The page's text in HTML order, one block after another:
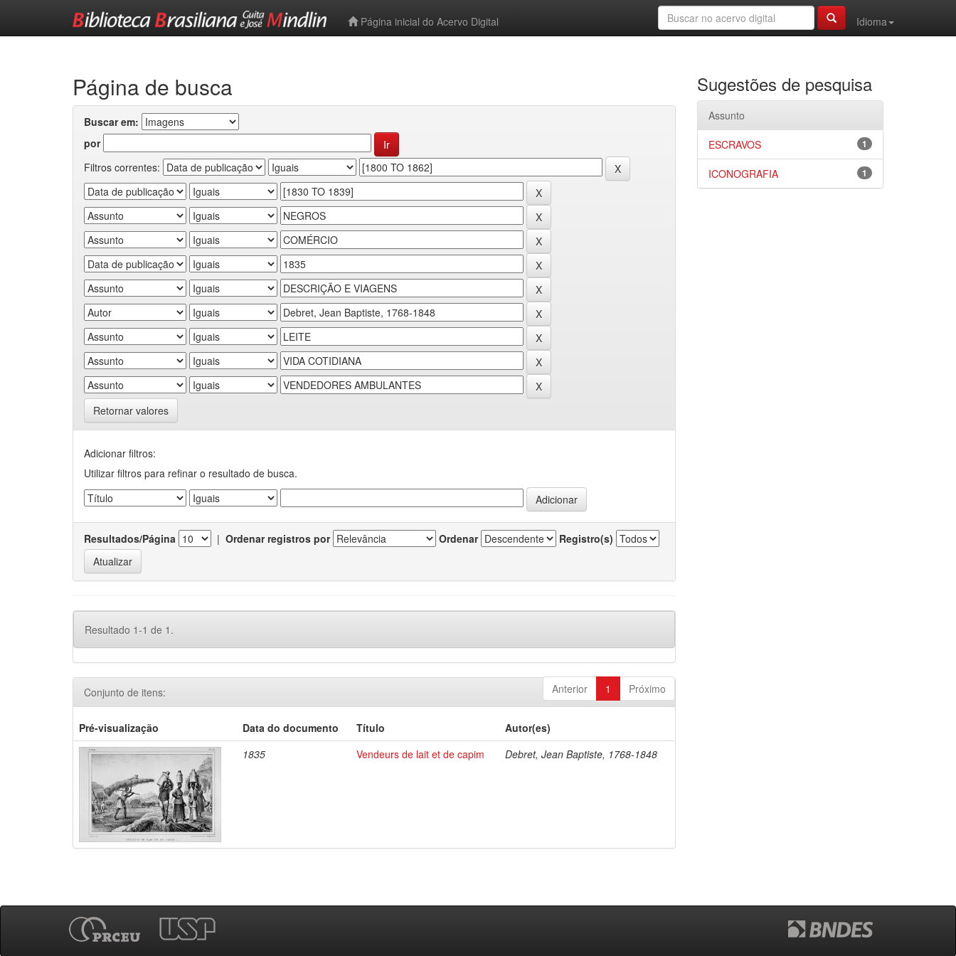
Página inicial do Acervo Digital
Idioma
Página de busca
Buscar em:
por
Filtros correntes:
Retornar valores
Adicionar filtros:
Utilizar filtros para refinar o resultado de busca.
Resultados/Página | Ordenar registros por Ordenar Registro(s)
Resultado 1-1 de 1.
Anterior 1 Próximo
Conjunto de itens:
Pré-visualização Data do documento Título
Autor(es)
1835
Vendeurs de lait et de capim Debret, Jean Baptiste, 1768-1848
Sugestões de pesquisa
Assunto
1
ESCRAVOS
1
ICONOGRAFIA